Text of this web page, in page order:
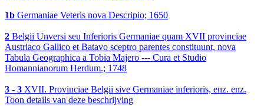
1b Germaniae Veteris nova Descripio; 1650
2 Belgii Unversi seu Inferioris Germaniae quam XVII provinciae
Austriaco Gallico et Batavo sceptro parentes constituunt, nova
Tabula Geographica a Tobia Majero --- Cura et Studio
Homannianorum Herdum.; 1748
3 - 3 XVII. Provinciae Belgii sive Germaniae inferioris, enz. enz.
Toon details van deze beschrijving